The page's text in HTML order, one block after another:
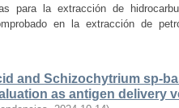
para la extracción de
en la extracción de
and Schizochytrium sp-
as antigen delivery